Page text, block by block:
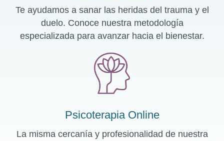
Te ayudamos a sanar las heridas del trauma y el
duelo. Conoce nuestra metodología
especializada para avanzar hacia el bienestar.
Psicoterapia Online
La misma cercanía y profesionalidad de nuestra